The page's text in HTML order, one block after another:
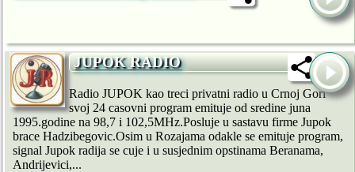
JUPOK RADIO
Radio JUPOK kao treci privatni radio u Crnoj Gori
svoj 24 casovni program emituje od sredine juna
1995.godine na 98,7 i 102,5MHz.Posluje u sastavu firme Jupok
brace Hadzibegovic.Osim u Rozajama odakle se emituje program,
signal Jupok radija se cuje i u susjednim opstinama Beranama,
Andrijevici,...